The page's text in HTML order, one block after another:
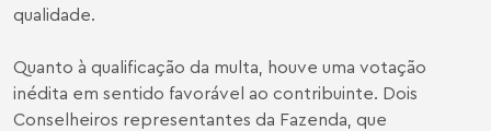
qualidade.
Quanto à qualificação da multa, houve uma votação
inédita em sentido favorável ao contribuinte. Dois
Conselheiros representantes da Fazenda, que